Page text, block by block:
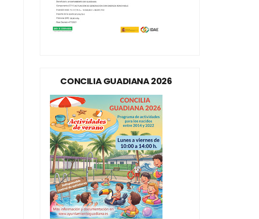
CONCILIA GUADIANA 2026